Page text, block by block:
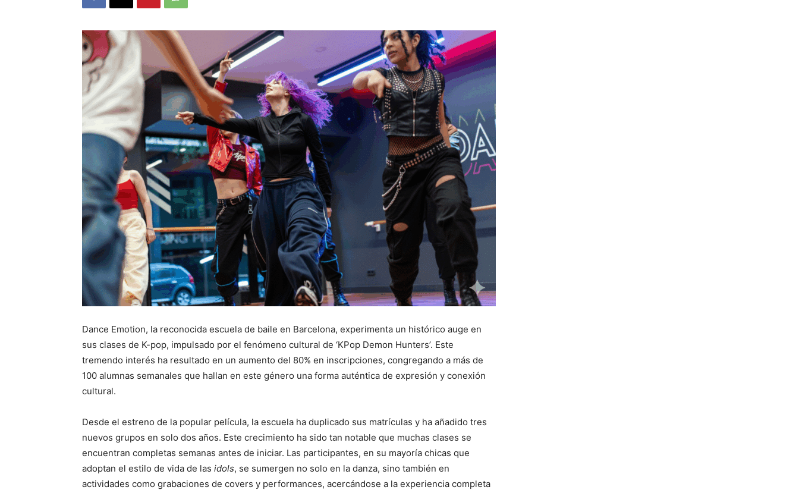
Dance Emotion, la reconocida escuela de baile en Barcelona, experimenta un histórico auge en
sus clases de K-pop, impulsado por el fenómeno cultural de ‘KPop Demon Hunters’. Este
tremendo interés ha resultado en un aumento del 80% en inscripciones, congregando a más de
100 alumnas semanales que hallan en este género una forma auténtica de expresión y conexión
cultural.
Desde el estreno de la popular película, la escuela ha duplicado sus matrículas y ha añadido tres
nuevos grupos en solo dos años. Este crecimiento ha sido tan notable que muchas clases se
encuentran completas semanas antes de iniciar. Las participantes, en su mayoría chicas que
adoptan el estilo de vida de las idols, se sumergen no solo en la danza, sino también en
actividades como grabaciones de covers y performances, acercándose a la experiencia completa